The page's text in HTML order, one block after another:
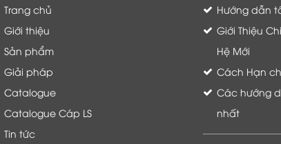
Trang chủ
Giới thiệu
Sản phẩm
Giải pháp
Catalogue
Catalogue Cáp LS
Tin tức
Hướng dẫn
Giới Thiệu
Hệ Mới
Cách Hạn
Các hướng
nhất